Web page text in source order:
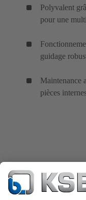
Polyvalent
pour une
guidage
Maintenance
pièces